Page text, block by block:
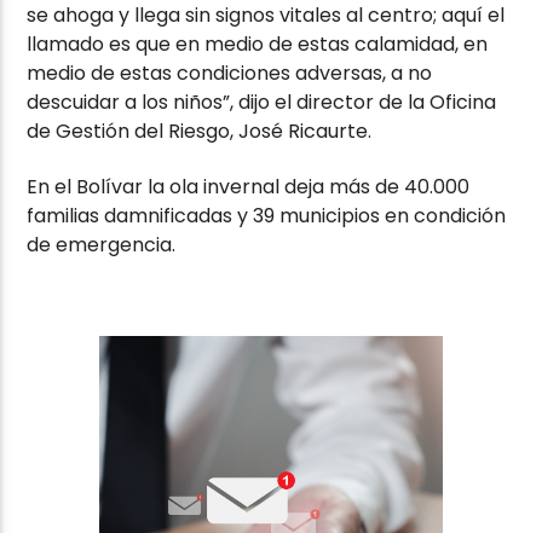
se ahoga y llega sin signos vitales al centro; aquí el
llamado es que en medio de estas calamidad, en
medio de estas condiciones adversas, a no
descuidar a los niños”, dijo el director de la Oficina
de Gestión del Riesgo, José Ricaurte.
En el Bolívar la ola invernal deja más de 40.000
familias damnificadas y 39 municipios en condición
de emergencia.